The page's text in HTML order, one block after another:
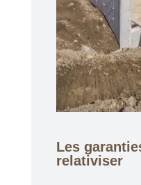
Les
relativiser